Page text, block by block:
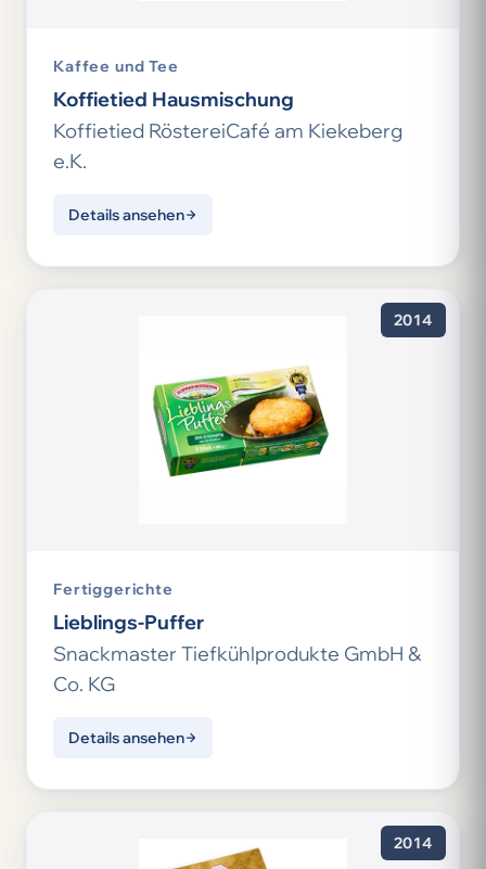
Kaffee und Tee
Koffietied Hausmischung
Koffietied RöstereiCafé am Kiekeberg
e.K.
Details ansehen
2014
Fertiggerichte
Lieblings-Puffer
Snackmaster Tiefkühlprodukte GmbH &
Co. KG
Details ansehen
2014